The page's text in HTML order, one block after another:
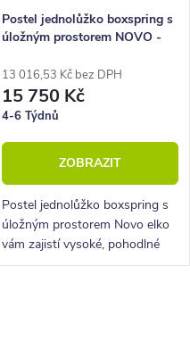
Postel jednolůžko boxspring s
úložným prostorem NOVO -
13 016,53 Kč bez DPH
15 750 Kč
4-6 Týdnů
ZOBRAZIT
Postel jednolůžko boxspring s
úložným prostorem Novo elko
vám zajistí vysoké, pohodlné
spaní, úložný prostor i krásný